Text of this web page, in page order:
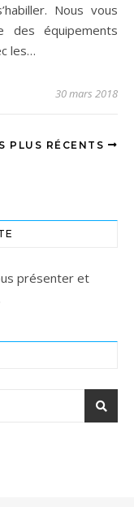
Nous vous
des équipements
les…
30 mars 2018
PLUS RÉCENTS
présenter et